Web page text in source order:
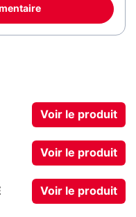
Voir le produit
Voir le produit
Voir le produit